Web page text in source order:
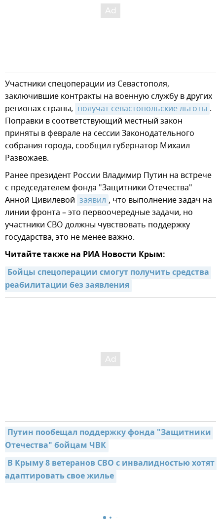
Участники спецоперации из Севастополя,
заключившие контракты на военную службу в других
регионах страны, получат севастопольские льготы .
Поправки в соответствующий местный закон
приняты в феврале на сессии Законодательного
собрания города, сообщил губернатор Михаил
Развожаев.
Ранее президент России Владимир Путин на встрече
с председателем фонда "Защитники Отечества"
Анной Цивилевой заявил , что выполнение задач на
линии фронта – это первоочередные задачи, но
участники СВО должны чувствовать поддержку
государства, это не менее важно.
Читайте также на РИА Новости Крым:
Бойцы спецоперации смогут получить средства
реабилитации без заявления
Путин пообещал поддержку фонда "Защитники
Отечества" бойцам ЧВК
В Крыму 8 ветеранов СВО с инвалидностью хотят
адаптировать свое жилье